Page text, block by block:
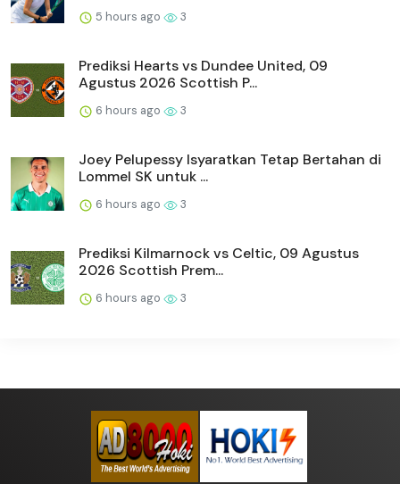
5 hours ago 3
Prediksi Hearts vs Dundee United, 09
Agustus 2026 Scottish P...
6 hours ago 3
Joey Pelupessy Isyaratkan Tetap Bertahan di
Lommel SK untuk ...
6 hours ago 3
Prediksi Kilmarnock vs Celtic, 09 Agustus
2026 Scottish Prem...
6 hours ago 3